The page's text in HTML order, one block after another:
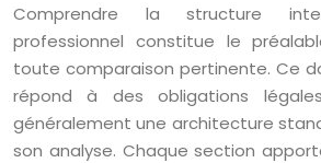
Comprendre la structure
professionnel constitue le
toute comparaison pertinente. Ce
répond à des obligations
généralement une architecture
son analyse. Chaque section